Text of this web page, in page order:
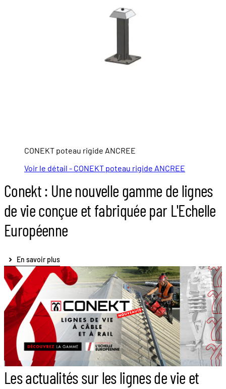
CONEKT poteau rigide ANCREE
Voir le détail - CONEKT poteau rigide ANCREE
Conekt : Une nouvelle gamme de lignes
de vie conçue et fabriquée par L'Echelle
Européenne
En savoir plus
Les actualités sur les lignes de vie et